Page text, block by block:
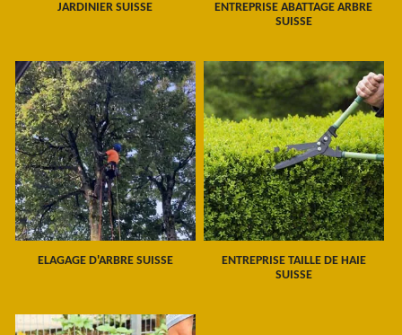
JARDINIER SUISSE
ENTREPRISE ABATTAGE ARBRE
SUISSE
ELAGAGE D'ARBRE SUISSE
ENTREPRISE TAILLE DE HAIE
SUISSE